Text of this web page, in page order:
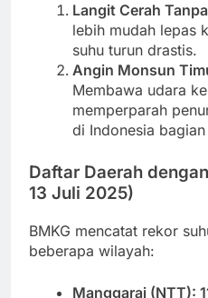
Langit Cerah
lebih mudah lepas
suhu turun drastis.
Angin Monsun
Membawa udara
memperparah
di Indonesia
Daftar Daerah
13 Juli 2025)
BMKG mencatat rekor
beberapa wilayah:
Manggarai (NTT):